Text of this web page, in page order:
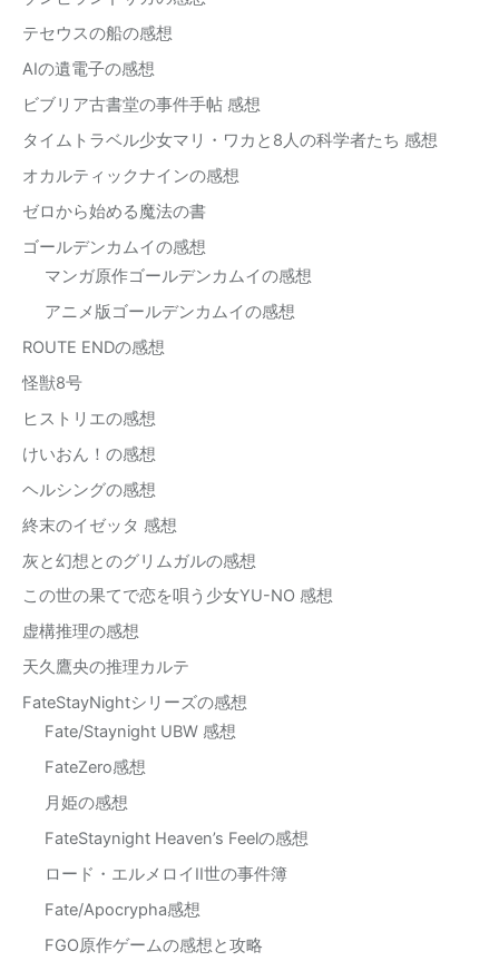
テセウスの船の感想
AIの遺電子の感想
ビブリア古書堂の事件手帖 感想
タイムトラベル少女マリ・ワカと8人の科学者たち 感想
オカルティックナインの感想
ゼロから始める魔法の書
ゴールデンカムイの感想
マンガ原作ゴールデンカムイの感想
アニメ版ゴールデンカムイの感想
ROUTE ENDの感想
怪獣8号
ヒストリエの感想
けいおん！の感想
ヘルシングの感想
終末のイゼッタ 感想
灰と幻想とのグリムガルの感想
この世の果てで恋を唄う少女YU-NO 感想
虚構推理の感想
天久鷹央の推理カルテ
FateStayNightシリーズの感想
Fate/Staynight UBW 感想
FateZero感想
月姫の感想
FateStaynight Heaven’s Feelの感想
ロード・エルメロイII世の事件簿
Fate/Apocrypha感想
FGO原作ゲームの感想と攻略